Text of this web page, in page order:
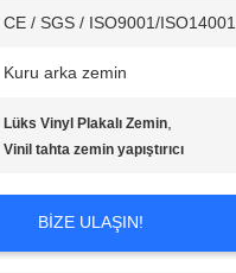
CE / SGS / ISO9001/ISO14001
Kuru arka zemin
Lüks Vinyl Plakalı Zemin,
Vinil tahta zemin yapıştırıcı
BIZE ULAŞIN!